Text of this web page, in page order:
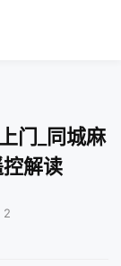
门_同城麻
解读
2